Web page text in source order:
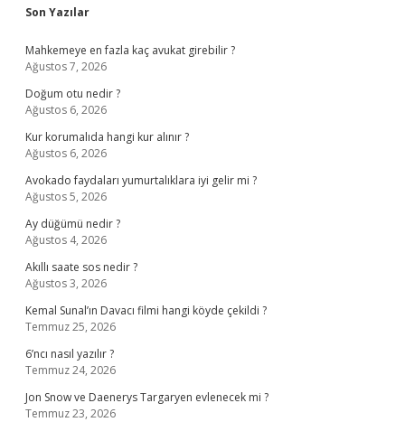
Sidebar
Son Yazılar
Mahkemeye en fazla kaç avukat girebilir ?
Ağustos 7, 2026
Doğum otu nedir ?
Ağustos 6, 2026
Kur korumalıda hangi kur alınır ?
Ağustos 6, 2026
Avokado faydaları yumurtalıklara iyi gelir mi ?
Ağustos 5, 2026
Ay düğümü nedir ?
Ağustos 4, 2026
Akıllı saate sos nedir ?
Ağustos 3, 2026
Kemal Sunal’ın Davacı filmi hangi köyde çekildi ?
Temmuz 25, 2026
6’ncı nasıl yazılır ?
Temmuz 24, 2026
Jon Snow ve Daenerys Targaryen evlenecek mi ?
Temmuz 23, 2026